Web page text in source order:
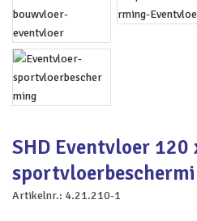
SHD Eventvloer 120
Artikelnr.: 4.21.210-1